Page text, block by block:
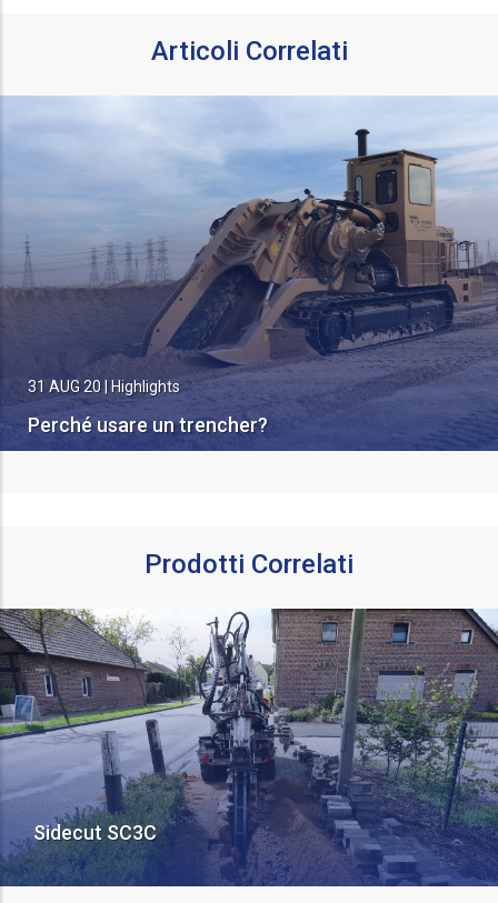
Articoli Correlati
31 AUG 20 | Highlights
Perché usare un trencher?
Prodotti Correlati
Sidecut SC3C